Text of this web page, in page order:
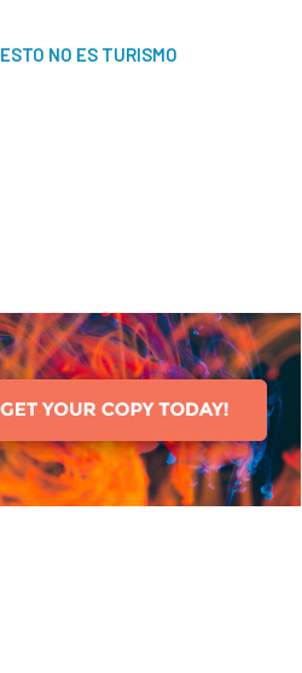
ESTO NO ES TURISMO